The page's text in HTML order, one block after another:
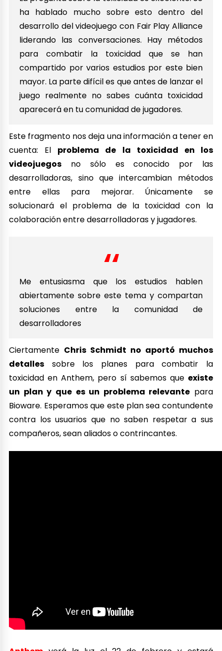
ha hablado mucho sobre esto dentro del
desarrollo del videojuego con Fair Play Alliance
liderando las conversaciones. Hay métodos
para combatir la toxicidad que se han
compartido por varios estudios por este bien
mayor. La parte difícil es que antes de lanzar el
juego realmente no sabes cuánta toxicidad
aparecerá en tu comunidad de jugadores.
Este fragmento nos deja una información a tener en
cuenta: El problema de la toxicidad en los
videojuegos no sólo es conocido por las
desarrolladoras, sino que intercambian métodos
entre ellas para mejorar. Únicamente se
solucionará el problema de la toxicidad con la
colaboración entre desarrolladoras y jugadores.
Me entusiasma que los estudios hablen
abiertamente sobre este tema y compartan
soluciones entre la comunidad de
desarrolladores
Ciertamente Chris Schmidt no aportó muchos
detalles sobre los planes para combatir la
toxicidad en Anthem, pero sí sabemos que existe
un plan y que es un problema relevante para
Bioware. Esperamos que este plan sea contundente
contra los usuarios que no saben respetar a sus
compañeros, sean aliados o contrincantes.